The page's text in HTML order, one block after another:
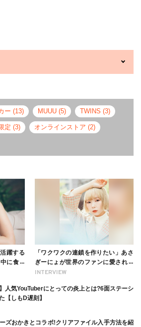
ー (13) MUUU (5) TWINS (3)
定 (3) オンラインストア (2)
躍する
に食べ
加入に
INTERVIEW
「ワクワクの連鎖を作りたい」あさ
ぎーにょが世界のファンに愛される
理由【インタビュー】
人気YouTuberにとっての炎上とは?6面ステーシ
【しもD遅刻】
ズおかきとコラボ!クリアファイル入手方法を紹